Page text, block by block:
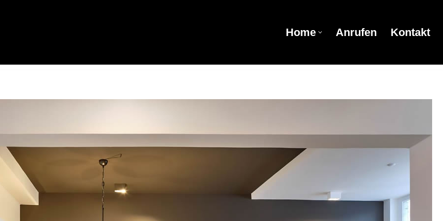
Home Anrufen Kontakt